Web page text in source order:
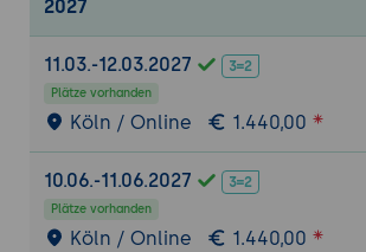
Automatisierte Nachbereitung:
Zusammenfassung von
LLMs (Summarization).
Kundenstimmung zur
7. Performance Management
(KPIs)
2027
11.03.-12.03.2027
Plätze vorhanden
Köln / Online 1.440,00
10.06.-11.06.2027
Plätze vorhanden
Köln / Online 1.440,00